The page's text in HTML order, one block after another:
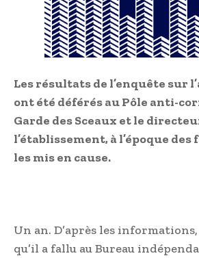
Les résultats de l’enquête sur
ont été déférés au Pôle anti-
Garde des Sceaux et le
l’établissement, à l’époque
les mis en cause.
Un an. D’après les informations,
qu’il a fallu au Bureau